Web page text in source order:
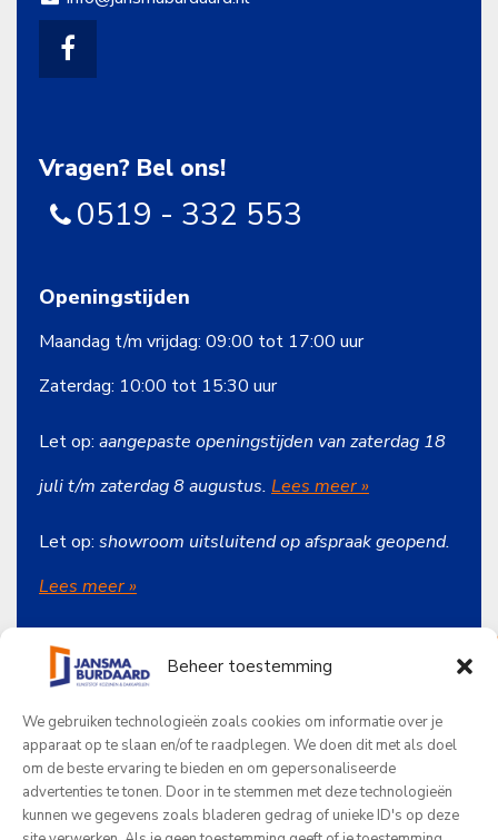
Beheer toestemming
We gebruiken technologieën zoals cookies om informatie over je
apparaat op te slaan en/of te raadplegen. We doen dit met als doel
om de beste ervaring te bieden en om gepersonaliseerde
advertenties te tonen. Door in te stemmen met deze technologieën
kunnen we gegevens zoals bladeren gedrag of unieke ID's op deze
Vragen? Bel ons!
0519 - 332 553
Openingstijden
Maandag t/m vrijdag: 09:00 tot 17:00 uur
Zaterdag: 10:00 tot 15:30 uur
Let op: aangepaste openingstijden van zaterdag 18
juli t/m zaterdag 8 augustus. Lees meer »
Let op: showroom uitsluitend op afspraak geopend.
Lees meer»
Onze producten
Jansma Burdaard
Beoordelingen